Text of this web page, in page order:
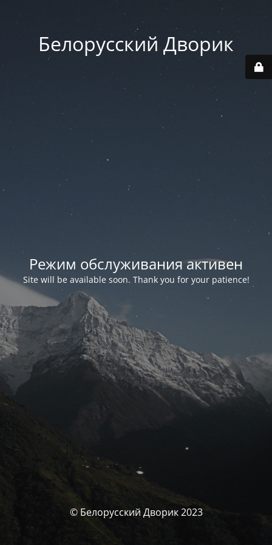
Белорусский Дворик
Режим обслуживания активен
Site will be available soon. Thank you for your patience!
© Белорусский Дворик 2023